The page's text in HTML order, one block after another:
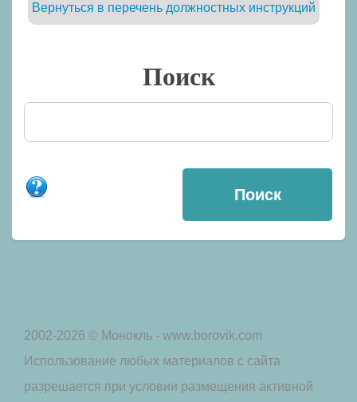
Вернуться в перечень должностных инструкций
Поиск
2002-2026 © Монокль - www.borovik.com
Использование любых материалов с сайта
разрешается при условии размещения активной